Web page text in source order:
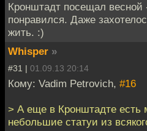
Кронштадт посещал весной
понравился. Даже
жить. :)
Whisper »
#31 | 01.09.13 20:14
Кому: Vadim Petrovich, #16
> А еще в Кронштадте есть
небольшие статуи из